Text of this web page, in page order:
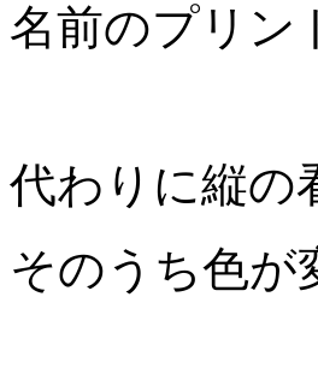
名前のプリン
代わりに縦の
そのうち色が